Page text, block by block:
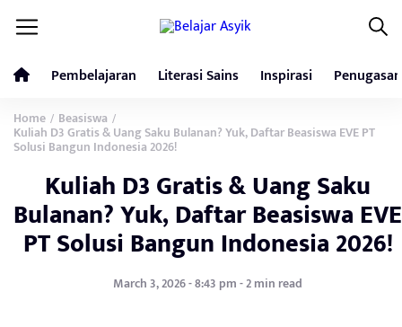
Pembelajaran Literasi Sains Inspirasi Penugasan
Home / Beasiswa /
Kuliah D3 Gratis & Uang Saku Bulanan? Yuk, Daftar Beasiswa EVE PT
Solusi Bangun Indonesia 2026!
Kuliah D3 Gratis & Uang Saku
Bulanan? Yuk, Daftar Beasiswa EVE
PT Solusi Bangun Indonesia 2026!
March 3, 2026 - 8:43 pm - 2 min read